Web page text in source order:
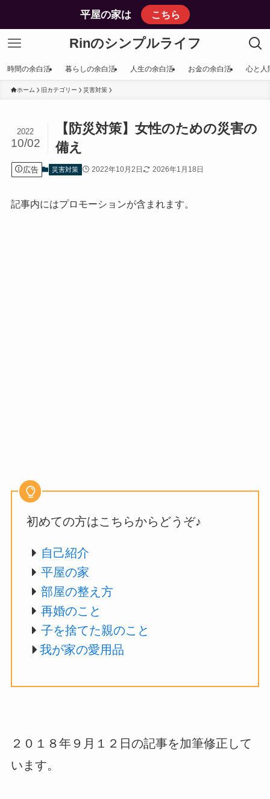
平屋の家は こちら
Rinのシンプルライフ
時間の余白活 暮らしの余白活 人生の余白活 お金の余白活 心と人
ホーム 旧カテゴリー 災害対策
【防災対策】女性のための災害の
備え
2022
10/02
広告 災害対策 2022年10月2日 2026年1月18日
記事内にはプロモーションが含まれます。
初めての方はこちらからどうぞ♪
自己紹介
平屋の家
部屋の整え方
再婚のこと
子を捨てた親のこと
我が家の愛用品
２０１８年９月１２日の記事を加筆修正して
います。